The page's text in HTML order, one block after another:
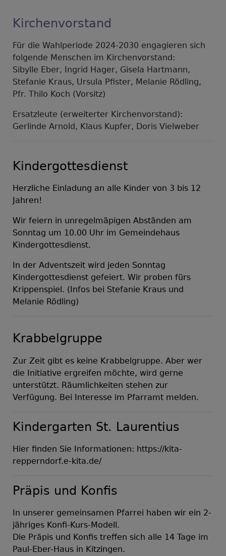
Kirchenvorstand
Für die Wahlperiode 2024-2030 engagieren sich
folgende Menschen im Kirchenvorstand:
Sibylle Eber, Ingrid Hager, Gisela Hartmann,
Stefanie Kraus, Ursula Pfister, Melanie Rödling,
Pfr. Thilo Koch (Vorsitz)
Ersatzleute (erweiterter Kirchenvorstand):
Gerlinde Arnold, Klaus Kupfer, Doris Vielweber
Kindergottesdienst
Herzliche Einladung an alle Kinder von 3 bis 12
Jahren!
Wir feiern in unregelmäpigen Abständen am
Sonntag um 10.00 Uhr im Gemeindehaus
Kindergottesdienst.
In der Adventszeit wird jeden Sonntag
Kindergottesdienst gefeiert. Wir proben fürs
Krippenspiel. (Infos bei Stefanie Kraus und
Melanie Rödling)
Krabbelgruppe
Zur Zeit gibt es keine Krabbelgruppe. Aber wer
die Initiative ergreifen möchte, wird gerne
unterstützt. Räumlichkeiten stehen zur
Verfügung. Bei Interesse im Pfarramt melden.
Kindergarten St. Laurentius
Hier finden Sie Informationen: https://kita-
repperndorf.e-kita.de/
Präpis und Konfis
In unserer gemeinsamen Pfarrei haben wir ein 2-
jähriges Konfi-Kurs-Modell.
Die Präpis und Konfis treffen sich alle 14 Tage im
Paul-Eber-Haus in Kitzingen.